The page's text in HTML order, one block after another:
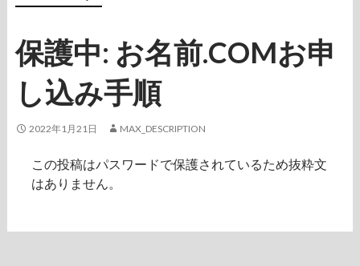
画
デ
ー
タ
用
で
保護中: お名前.COMお申
し込み手順
2022年1月21日 MAX_DESCRIPTION
この投稿はパスワードで保護されているため抜粋文
はありません。